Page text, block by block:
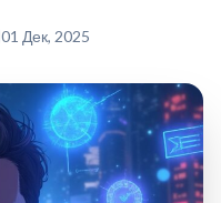
01 Дек, 2025